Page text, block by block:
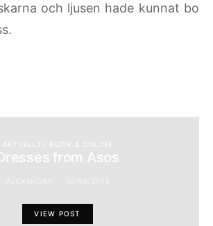
och ljusen hade kunnat bo
AKTUELLT I BUTIK & ONLINE
from Asos
VIEW POST